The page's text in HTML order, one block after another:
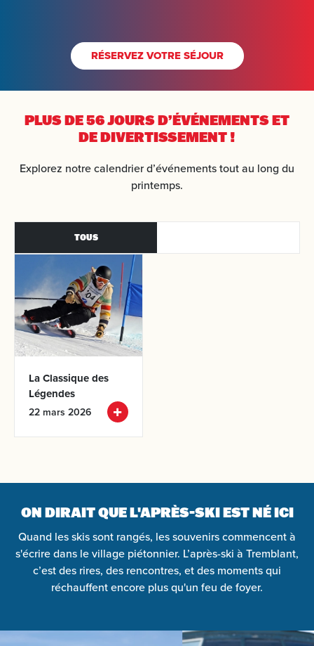
RÉSERVEZ VOTRE SÉJOUR
PLUS DE 56 JOURSD’ÉVÉNEMENTS ET
DE DIVERTISSEMENT !
Explorez notre calendrier d’événements tout au long du
printemps.
TOUS
La Classiquedes
Légendes
22 mars 2026
ON DIRAIT QUE L'APRÈS-SKI EST NÉ ICI
Quand les skis sont rangés, les souvenirs commencent à
s'écrire dans le village piétonnier. L’après-ski à Tremblant,
c’est des rires, des rencontres, et des moments qui
réchauffent encore plus qu'un feu de foyer.
RECHERCHEZ